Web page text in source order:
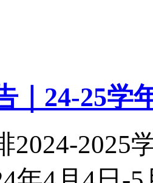
｜24-25学
2024-2025